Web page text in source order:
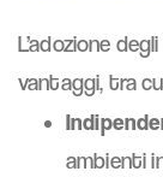
L’adozione
vantaggi, tra
ambienti